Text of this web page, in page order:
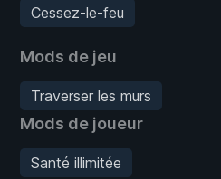
Cessez-le-feu
Mods de jeu
Traverser les murs
Mods de joueur
Santé illimitée